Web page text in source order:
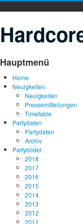
Hauptmenü
Home
Neuigkeiten
Neuigkeiten
Pressemitteilungen
Timetable
Partydaten
Partydaten
Archiv
Partybilder
2018
2017
2016
2015
2014
2013
2012
2011